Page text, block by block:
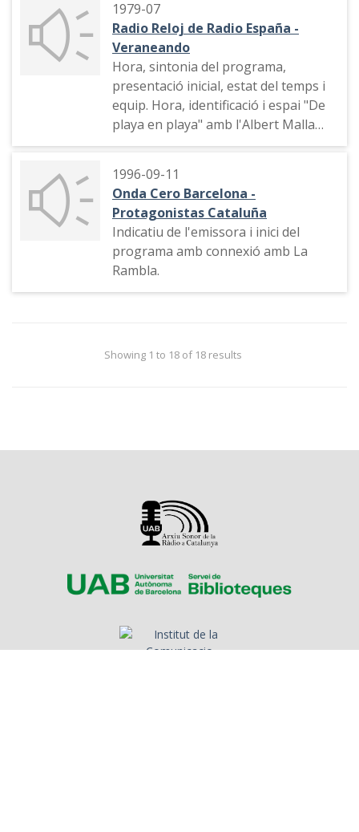
1979-07
Radio Reloj de Radio España -
Veraneando
Hora, sintonia del programa,
presentació inicial, estat del temps i
equip. Hora, identificació i espai "De
playa en playa" amb l'Albert Malla
que entrevista a un propietari de
musical.
1996-09-11
Onda Cero Barcelona -
Protagonistas Cataluña
Indicatiu de l'emissora i inici del
programa amb connexió amb La
Rambla.
Showing 1 to 18 of 18 results